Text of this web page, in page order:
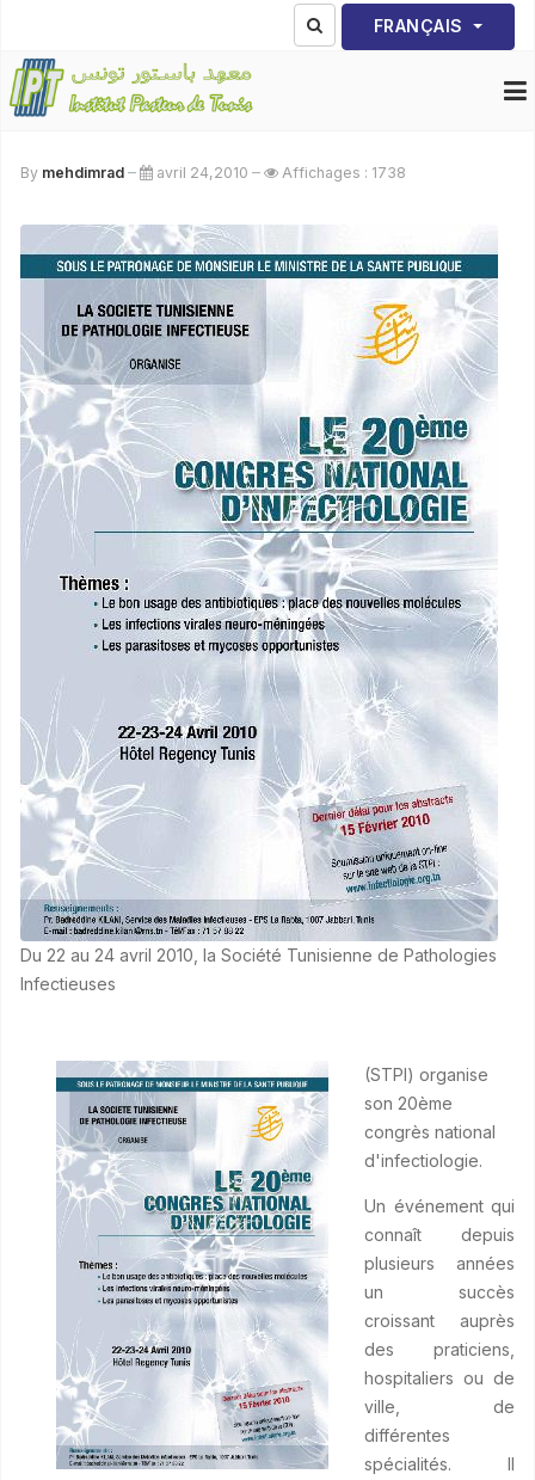
Sélectionnez votre
FRANÇAIS
By mehdimrad avril 24,2010 Affichages : 1738
Du 22 au 24 avril 2010, la Société Tunisienne de Pathologies
Infectieuses
(STPI) organise
son 20ème
congrès national
d'infectiologie.
Un événement qui
connaît depuis
plusieurs années
un succès
croissant auprès
des praticiens,
hospitaliers ou de
ville, de
différentes
spécialités. Il